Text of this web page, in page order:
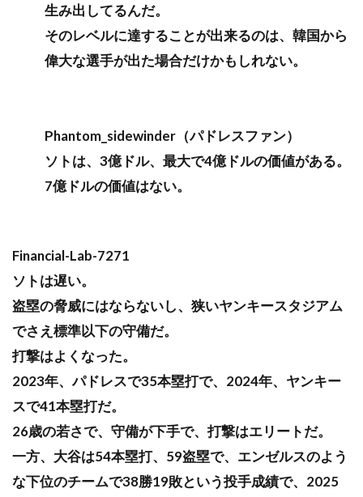
生み出してるんだ。
そのレベルに達することが出来るのは、韓国から
偉大な選手が出た場合だけかもしれない。
Phantom_sidewinder（パドレスファン）
ソトは、3億ドル、最大で4億ドルの価値がある。
7億ドルの価値はない。
Financial-Lab-7271
ソトは遅い。
盗塁の脅威にはならないし、狭いヤンキースタジアム
でさえ標準以下の守備だ。
打撃はよくなった。
2023年、パドレスで35本塁打で、2024年、ヤンキー
スで41本塁打だ。
26歳の若さで、守備が下手で、打撃はエリートだ。
一方、大谷は54本塁打、59盗塁で、エンゼルスのよう
な下位のチームで38勝19敗という投手成績で、2025